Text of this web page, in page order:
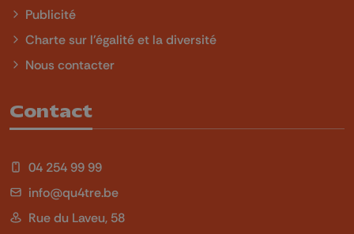
Publicité
Charte sur l'égalité et la diversité
Nous contacter
Contact
04 254 99 99
info@qu4tre.be
Rue du Laveu, 58